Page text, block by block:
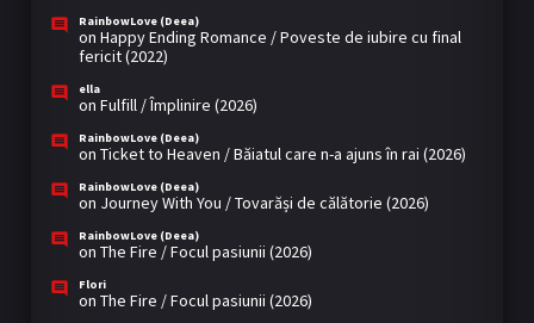
RainbowLove (Deea)
on Happy Ending Romance / Poveste de iubire cu final
fericit (2022)
ella
on Fulfill / Împlinire (2026)
RainbowLove (Deea)
on Ticket to Heaven / Băiatul care n-a ajuns în rai (2026)
RainbowLove (Deea)
on Journey With You / Tovarăși de călătorie (2026)
RainbowLove (Deea)
on The Fire / Focul pasiunii (2026)
Flori
on The Fire / Focul pasiunii (2026)